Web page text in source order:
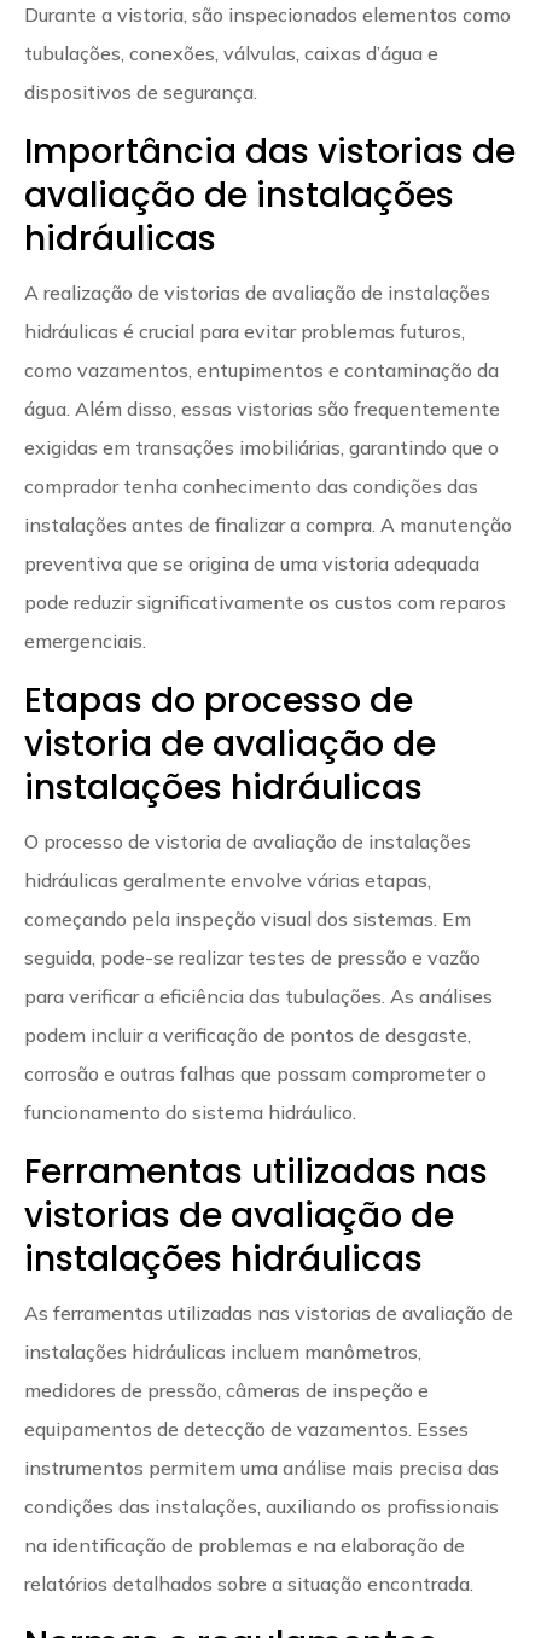
Durante a vistoria, são inspecionados elementos como
tubulações, conexões, válvulas, caixas d’água e
dispositivos de segurança.
Importância das vistorias de
avaliação de instalações
hidráulicas
A realização de vistorias de avaliação de instalações
hidráulicas é crucial para evitar problemas futuros,
como vazamentos, entupimentos e contaminação da
água. Além disso, essas vistorias são frequentemente
exigidas em transações imobiliárias, garantindo que o
comprador tenha conhecimento das condições das
instalações antes de finalizar a compra. A manutenção
preventiva que se origina de uma vistoria adequada
pode reduzir significativamente os custos com reparos
emergenciais.
Etapas do processo de
vistoria de avaliação de
instalações hidráulicas
O processo de vistoria de avaliação de instalações
hidráulicas geralmente envolve várias etapas,
começando pela inspeção visual dos sistemas. Em
seguida, pode-se realizar testes de pressão e vazão
para verificar a eficiência das tubulações. As análises
podem incluir a verificação de pontos de desgaste,
corrosão e outras falhas que possam comprometer o
funcionamento do sistema hidráulico.
Ferramentas utilizadas nas
vistorias de avaliação de
instalações hidráulicas
As ferramentas utilizadas nas vistorias de avaliação de
instalações hidráulicas incluem manômetros,
medidores de pressão, câmeras de inspeção e
equipamentos de detecção de vazamentos. Esses
instrumentos permitem uma análise mais precisa das
condições das instalações, auxiliando os profissionais
na identificação de problemas e na elaboração de
relatórios detalhados sobre a situação encontrada.